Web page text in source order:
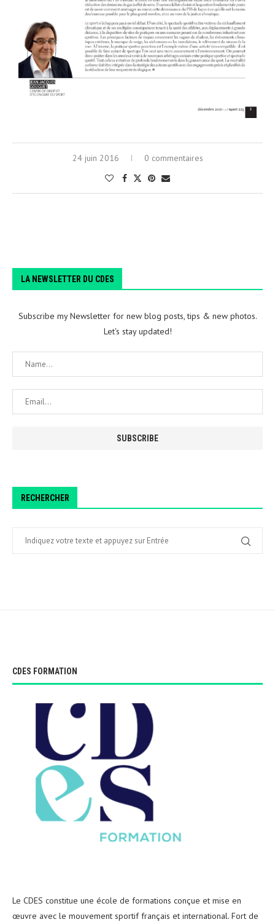
24 juin 2016 0 commentaires
LA NEWSLETTER DU CDES
Subscribe my Newsletter for new blog posts, tips & new photos.
Let's stay updated!
RECHERCHER
CDES FORMATION
Le CDES constitue une école de formations conçue et mise en
œuvre avec le mouvement sportif français et international. Fort de